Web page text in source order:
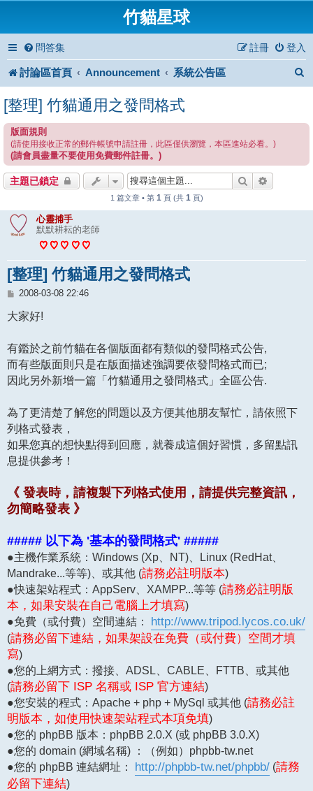
竹貓星球
問答集 登入
註冊
討論區首頁 Announcement 系統公告區
[整理] 竹貓通用之發問格式
版面規則
(請使用接收正常的郵件帳號申請註冊，此區僅供瀏覽，本區進站必看。)
(請會員盡量不要使用免費郵件註冊。)
主題已鎖定 搜尋
1 篇文章 • 第 1 頁 (共 1 頁)
心靈捕手
默默耕耘的老師
[整理] 竹貓通用之發問格式
文
2008-03-08 22:46
大家好!
有鑑於之前竹貓在各個版面都有類似的發問格式公告,
而有些版面則只是在版面描述強調要依發問格式而已;
因此另外新增一篇「竹貓通用之發問格式」全區公告.
為了更清楚了解您的問題以及方便其他朋友幫忙，請依照下
列格式發表，
如果您真的想快點得到回應，就養成這個好習慣，多留點訊
息提供參考！
《 發表時，請複製下列格式使用，請提供完整資訊，
勿簡略發表 》
##### 以下為 '基本的發問格式' #####
●主機作業系統：Windows (Xp、NT)、Linux (RedHat、
Mandrake...等等)、或其他 (請務必註明版本)
●快速架站程式：AppServ、XAMPP...等等 (請務必註明版
本，如果安裝在自己電腦上才填寫)
●免費（或付費）空間連結： http://www.tripod.lycos.co.uk/
(請務必留下連結，如果架設在免費（或付費）空間才填
寫)
●您的上網方式：撥接、ADSL、CABLE、FTTB、或其他
(請務必留下 ISP 名稱或 ISP 官方連結)
●您安裝的程式：Apache + php + MySql 或其他 (請務必註
明版本，如使用快速架站程式本項免填)
●您的 phpBB 版本：phpBB 2.0.X (或 phpBB 3.0.X)
●您的 domain (網域名稱) ：（例如）phpbb-tw.net
●您的 phpBB 連結網址： http://phpbb-tw.net/phpbb/ (請務
必留下連結)